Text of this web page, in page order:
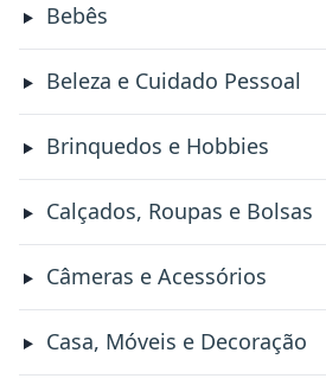
Bebês
Beleza e Cuidado Pessoal
Brinquedos e Hobbies
Calçados, Roupas e Bolsas
Câmeras e Acessórios
Casa, Móveis e Decoração